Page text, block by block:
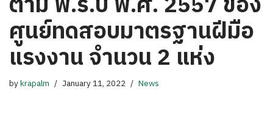
ศูนย์ทดสอบมาตรฐานฝีมือ
แรงงาน จำนวน 2 แห่ง
bykrapalm January 11, 2022 News